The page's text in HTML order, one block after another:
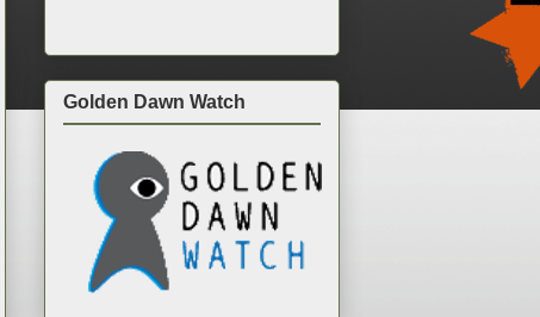
Golden Dawn Watch